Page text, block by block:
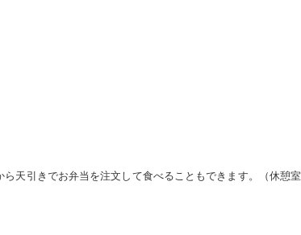
天引きでお弁当を注文して食べることもできます。（休憩室